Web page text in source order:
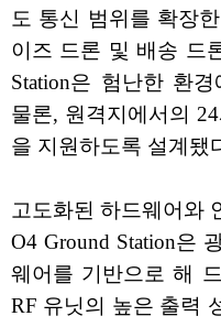
도 통신 범위를 확장
이즈 드론 및 배송 드
Station은 험난한 환
물론, 원격지에서의
을 지원하도록 설계됐
고도화된 하드웨어와
O4 Ground Station은
웨어를 기반으로 해
RF 유닛의 높은 출력